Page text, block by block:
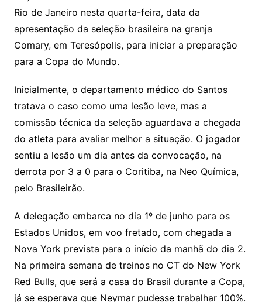
Rio de Janeiro nesta quarta-feira, data da
apresentação da seleção brasileira na granja
Comary, em Teresópolis, para iniciar a preparação
para a Copa do Mundo.
Inicialmente, o departamento médico do Santos
tratava o caso como uma lesão leve, mas a
comissão técnica da seleção aguardava a chegada
do atleta para avaliar melhor a situação. O jogador
sentiu a lesão um dia antes da convocação, na
derrota por 3 a 0 para o Coritiba, na Neo Química,
pelo Brasileirão.
A delegação embarca no dia 1º de junho para os
Estados Unidos, em voo fretado, com chegada a
Nova York prevista para o início da manhã do dia 2.
Na primeira semana de treinos no CT do New York
Red Bulls, que será a casa do Brasil durante a Copa,
já se esperava que Neymar pudesse trabalhar 100%.